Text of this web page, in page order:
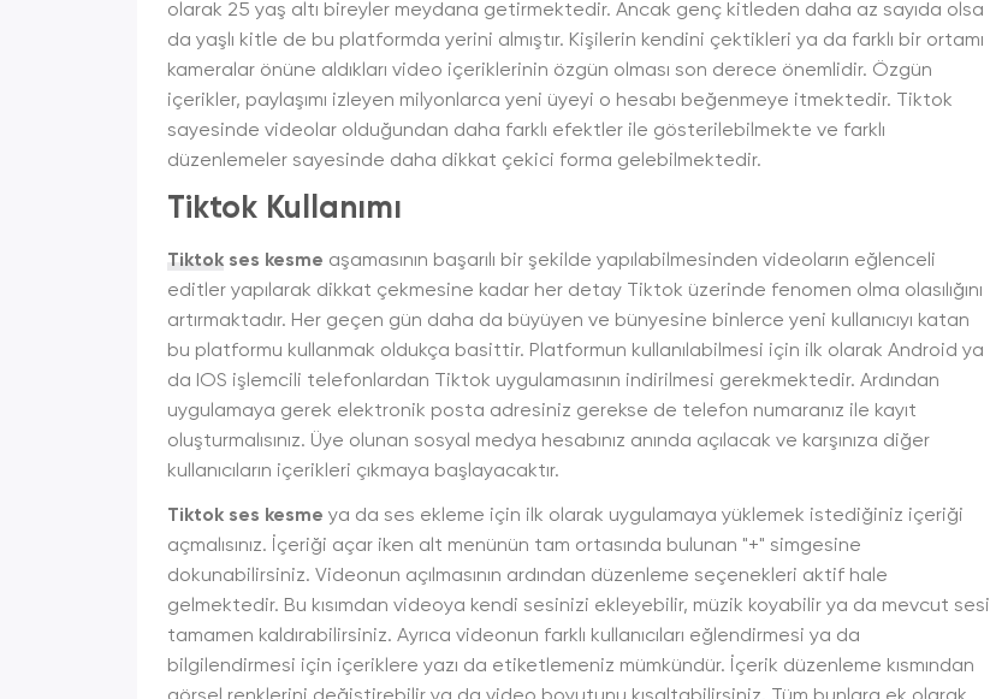
olarak 25 yaş altı bireyler meydana getirmektedir. Ancak genç kitleden daha az sayıda olsa
da yaşlı kitle de bu platformda yerini almıştır. Kişilerin kendini çektikleri ya da farklı bir ortamı
kameralar önüne aldıkları video içeriklerinin özgün olması son derece önemlidir. Özgün
içerikler, paylaşımı izleyen milyonlarca yeni üyeyi o hesabı beğenmeye itmektedir. Tiktok
sayesinde videolar olduğundan daha farklı efektler ile gösterilebilmekte ve farklı
düzenlemeler sayesinde daha dikkat çekici forma gelebilmektedir.
Tiktok Kullanımı
Tiktok ses kesme aşamasının başarılı bir şekilde yapılabilmesinden videoların eğlenceli
editler yapılarak dikkat çekmesine kadar her detay Tiktok üzerinde fenomen olma olasılığını
artırmaktadır. Her geçen gün daha da büyüyen ve bünyesine binlerce yeni kullanıcıyı katan
bu platformu kullanmak oldukça basittir. Platformun kullanılabilmesi için ilk olarak Android ya
da IOS işlemcili telefonlardan Tiktok uygulamasının indirilmesi gerekmektedir. Ardından
uygulamaya gerek elektronik posta adresiniz gerekse de telefon numaranız ile kayıt
oluşturmalısınız. Üye olunan sosyal medya hesabınız anında açılacak ve karşınıza diğer
kullanıcıların içerikleri çıkmaya başlayacaktır.
Tiktok ses kesme ya da ses ekleme için ilk olarak uygulamaya yüklemek istediğiniz içeriği
açmalısınız. İçeriği açar iken alt menünün tam ortasında bulunan "+" simgesine
dokunabilirsiniz. Videonun açılmasının ardından düzenleme seçenekleri aktif hale
gelmektedir. Bu kısımdan videoya kendi sesinizi ekleyebilir, müzik koyabilir ya da mevcut sesi
tamamen kaldırabilirsiniz. Ayrıca videonun farklı kullanıcıları eğlendirmesi ya da
bilgilendirmesi için içeriklere yazı da etiketlemeniz mümkündür. İçerik düzenleme kısmından